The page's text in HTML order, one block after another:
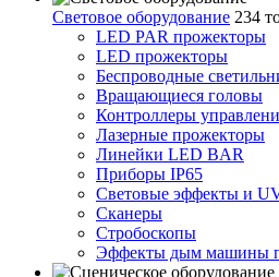
Световое оборудование 234
LED PAR прожекторы
LED прожекторы
Беспроводные
Вращающиеся головы
Контроллеры
Лазерные прожекторы
Линейки LED BAR
Приборы IP65
Световые эффекты и
Сканеры
Стробоскопы
Эффекты дым машины